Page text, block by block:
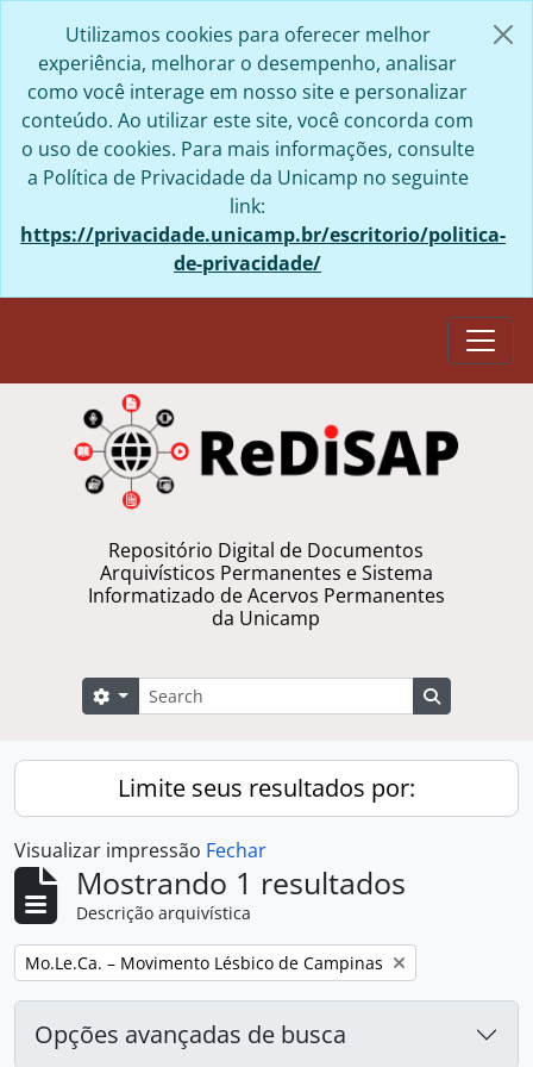
Utilizamos cookies para oferecer melhor
experiência, melhorar o desempenho, analisar
como você interage em nosso site e personalizar
conteúdo. Ao utilizar este site, você concorda com
o uso de cookies. Para mais informações, consulte
a Política de Privacidade da Unicamp no seguinte
link:
https://privacidade.unicamp.br/escritorio/politica-
de-privacidade/
Repositório Digital de Documentos
Arquivísticos Permanentes e Sistema
Informatizado de Acervos Permanentes
da Unicamp
Buscar
Opções de busca
Limite seus resultados por:
Visualizar impressão Fechar
Mostrando 1 resultados
Descrição arquivística
Remover filtro:
Mo.Le.Ca. – Movimento Lésbico de Campinas
Opções avançadas de busca